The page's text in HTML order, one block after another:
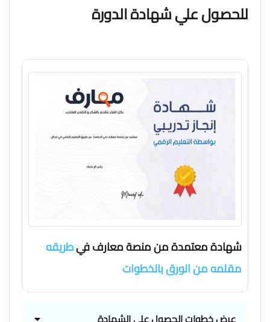
للحصول علي شهادة الدورة
شهادة معتمدة من منصة معارف فيطريقه
مقلمه من الورق بالخطوات